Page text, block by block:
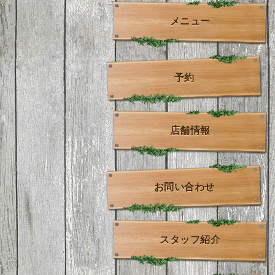
メニュー
予約
店舗情報
お問い合わせ
スタッフ紹介